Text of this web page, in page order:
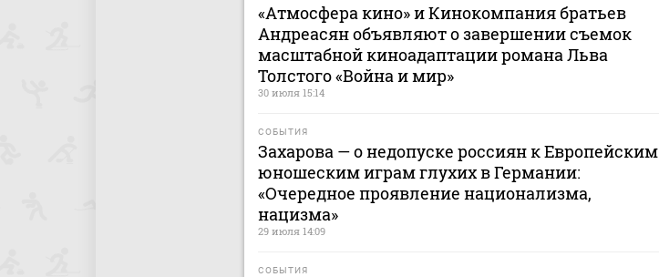
«Атмосфера кино» и Кинокомпания братьев
Андреасян объявляют о завершении съемок
масштабной киноадаптации романа Льва
Толстого «Война и мир»
30 июля 15:14
СОБЫТИЯ
Захарова — о недопуске россиян к Европейским
юношеским играм глухих в Германии:
«Очередное проявление национализма,
нацизма»
29 июля 14:09
СОБЫТИЯ